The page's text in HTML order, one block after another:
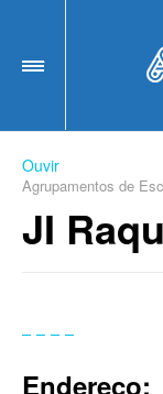
OFF CANVAS
Ouvir
Agrupamentos de
JI
Endereço: